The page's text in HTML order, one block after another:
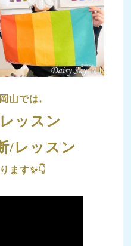
山では,
ッスン
/レッスン
ます✨👇